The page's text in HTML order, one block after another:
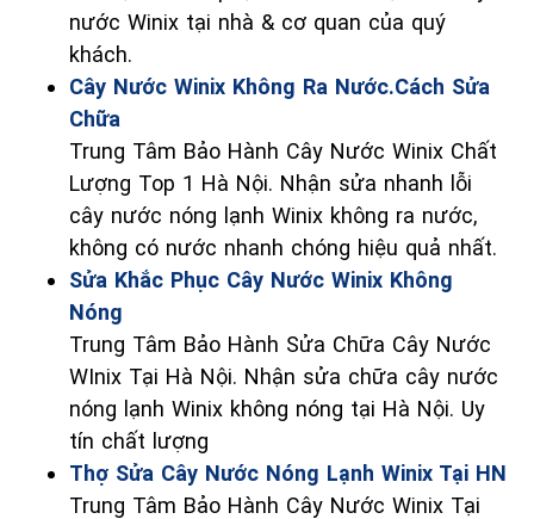
nước Winix tại nhà & cơ quan của quý
khách.
Cây Nước Winix Không Ra Nước.Cách Sửa
Chữa
Trung Tâm Bảo Hành Cây Nước Winix Chất
Lượng Top 1 Hà Nội. Nhận sửa nhanh lỗi
cây nước nóng lạnh Winix không ra nước,
không có nước nhanh chóng hiệu quả nhất.
Sửa Khắc Phục Cây Nước Winix Không
Nóng
Trung Tâm Bảo Hành Sửa Chữa Cây Nước
WInix Tại Hà Nội. Nhận sửa chữa cây nước
nóng lạnh Winix không nóng tại Hà Nội. Uy
tín chất lượng
Thợ Sửa Cây Nước Nóng Lạnh Winix Tại HN
Trung Tâm Bảo Hành Cây Nước Winix Tại